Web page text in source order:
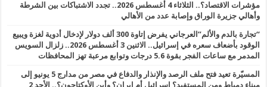
مؤشرات الاقتصاد؟.. الثلاثاء 4 أغسطس 2026.. تجدد الاشتباكات بين الشرطة
وأهالي جزيرة الوراق وإصابة عدد من الأهالي
“تجارة بالدم والألم”العرجاني يفرض إتاوة 300 ألف دولار لإدخال أدوية لغزة ويبيع
الوقود بأضعاف سعره في إسرائيل.. الاثنين 3 أغسطس 2026.. زلزال السويس
المدمر مع ساعات الفجر بقوة 5.6 درجات وتوابع مرعبة تهز المحافظات
المسيّرة تعيد فتح ملف الرصد والإنذار والدفاع في مصر من مدارج 5 يونيو إلى
ميناء دمياط ومن المستفيد؟ إسرائيل أم إيران؟ وأين الأوكتاجون؟.. الأحد 2